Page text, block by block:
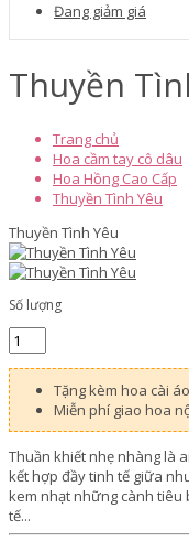
Đang giảm giá
Thuyền
Trang chủ
Hoa cầm tay cô dâu
Hoa Hồng Cao Cấp
Thuyền Tình Yêu
Thuyền Tình Yêu
Số lượng
Tặng kèm hoa cài
Miễn phí giao hoa
Thuần khiết nhẹ nhàng là
kết hợp đầy tinh tế giữa
kem nhạt những cành tiêu
tế...